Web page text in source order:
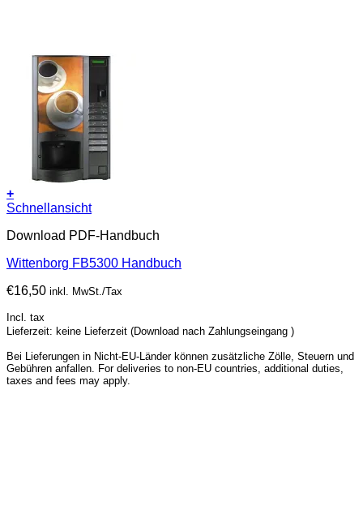
+
Schnellansicht
Download PDF-Handbuch
Wittenborg FB5300 Handbuch
€16,50 inkl. MwSt./Tax
Incl. tax
Lieferzeit: keine Lieferzeit (Download nach Zahlungseingang )
Bei Lieferungen in Nicht-EU-Länder können zusätzliche Zölle, Steuern und
Gebühren anfallen. For deliveries to non-EU countries, additional duties,
taxes and fees may apply.